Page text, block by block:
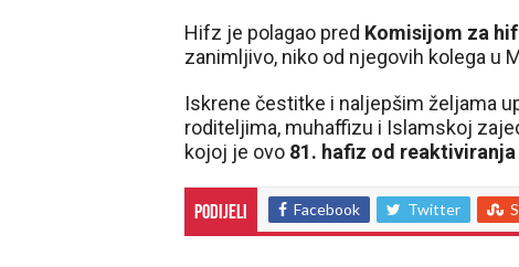
Hifz je polagao pred Komisijom za
zanimljivo, niko od njegovih kolega u
Iskrene čestitke i naljepšim željama
roditeljima, muhaffizu i Islamskoj
kojoj je ovo 81. hafiz od
Podijeli Facebook Twitter